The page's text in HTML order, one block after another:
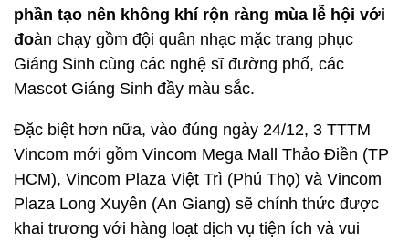
phần tạo nên không khí rộn ràng mùa lễ hội với
đoàn chạy gồm đội quân nhạc mặc trang phục
Giáng Sinh cùng các nghệ sĩ đường phố, các
Mascot Giáng Sinh đầy màu sắc.
Đặc biệt hơn nữa, vào đúng ngày 24/12, 3 TTTM
Vincom mới gồm Vincom Mega Mall Thảo Điền (TP
HCM), Vincom Plaza Việt Trì (Phú Thọ) và Vincom
Plaza Long Xuyên (An Giang) sẽ chính thức được
khai trương với hàng loạt dịch vụ tiện ích và vui